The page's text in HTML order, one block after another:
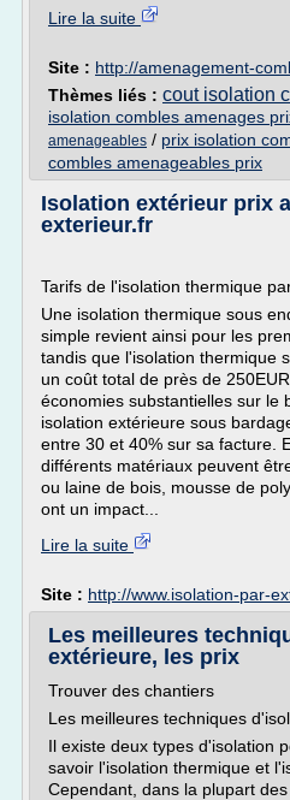
Lire la suite
Site : http://amenagement-
Thèmes liés : cout isolation
isolation combles amenages
amenageables / prix isolation
combles amenageables prix
Isolation extérieur prix
exterieur.fr
Tarifs de l'isolation thermique
Une isolation thermique sous
simple revient ainsi pour les
tandis que l'isolation thermique
un coût total de près de
économies substantielles sur le
isolation extérieure sous
entre 30 et 40% sur sa facture.
différents matériaux peuvent
ou laine de bois, mousse de
ont un impact...
Lire la suite
Site : http://www.isolation-par-
Les meilleures
extérieure, les prix
Trouver des chantiers
Les meilleures techniques
Il existe deux types d'isolation
savoir l'isolation thermique et
Cependant, dans la plupart